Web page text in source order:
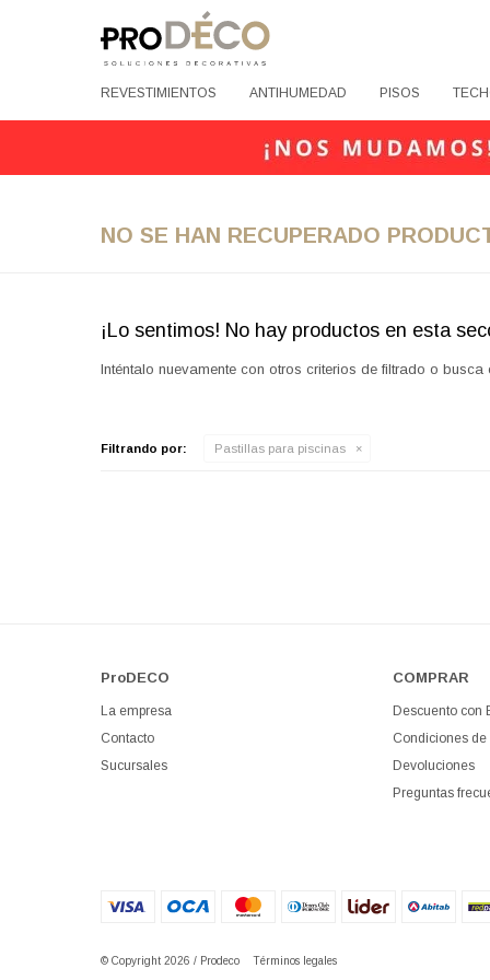
REVESTIMIENTOS ANTIHUMEDAD PISOS
NO SE HAN RECUPERADO
¡Lo sentimos! No hay productos en esta
Inténtalo nuevamente con otros criterios de filtrado o
Filtrando por: Pastillas para piscinas
ProDECO
La empresa
Contacto
Sucursales
COMPRAR
Descuento con
Condiciones de
Devoluciones
Preguntas
© Copyright 2026 / Prodeco Términos legales